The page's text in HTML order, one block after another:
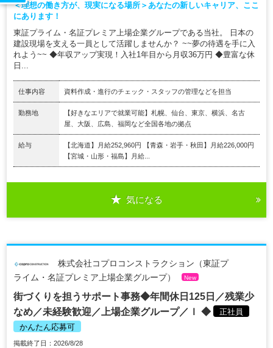
＜理想の働き方が、現実になる場所＞あなたの新しいキャリア、ここ
にあります！
東証プライム・名証プレミア上場企業グループである当社。 日本の
建設現場を支える一員として活躍しませんか？ ~~夢の待遇を手に入
れよう~~ ◆年収アップ実現！入社1年目から月収36万円 ◆豊富な休
日...
仕事内容 資料作成・進行のチェック・スタッフの管理などを担当
勤務地
【好きなエリアで就業可能】札幌、仙台、東京、横浜、名古
屋、大阪、広島、福岡など全国各地の拠点
給与
【北海道】月給252,960円 【青森・岩手・秋田】月給226,000円
【宮城・山形・福島】月給...
気になる
株式会社コプロコンストラクション（東証プ
ライム・名証プレミア上場企業グループ）
New
街づくりを担うサポート事務◆年間休日125日／残業少
なめ／未経験歓迎／上場企業グループ／ｌ ◆
正社員
かんたん応募可
掲載終了日：2026/8/28